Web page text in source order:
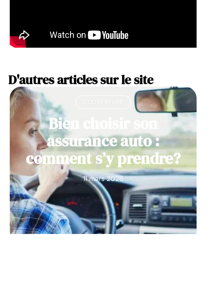
D'autres articles sur le site
Bien choisir son
assurance auto :
comment s’y prendre?
11 mars 2026